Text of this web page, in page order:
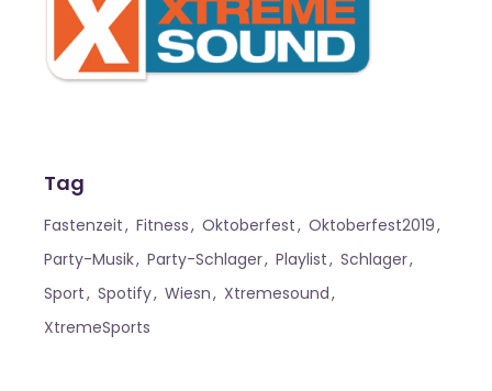
Tag
Fastenzeit Fitness Oktoberfest
Oktoberfest2019
Party-Musik
Party-Schlager Playlist
Schlager
Sport
Spotify Wiesn
Xtremesound
XtremeSports